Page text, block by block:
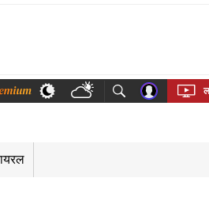
Bengali Telugu Tamil Kannada